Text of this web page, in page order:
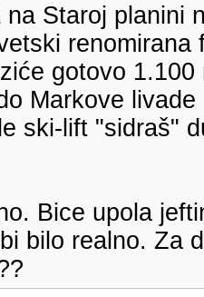
Staroj planini
gotovo
Markove
ski-lift "sidraš"
Bice upola
bilo realno. Za